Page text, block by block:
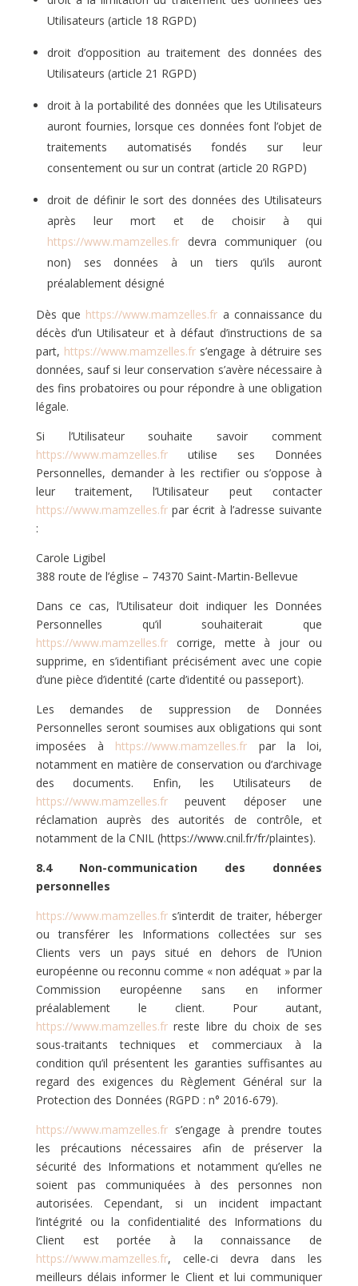
Utilisateurs (article 18 RGPD)
droit d’opposition au traitement des données des
Utilisateurs (article 21 RGPD)
droit à la portabilité des données que les Utilisateurs
auront fournies, lorsque ces données font l’objet de
traitements automatisés fondés sur leur
consentement ou sur un contrat (article 20 RGPD)
droit de définir le sort des données des Utilisateurs
après leur mort et de choisir à qui
https://www.mamzelles.fr
devra communiquer (ou
non) ses données à un tiers qu’ils auront
préalablement désigné
Dès que https://www.mamzelles.fr a connaissance du
décès d’un Utilisateur et à défaut d’instructions de sa
part, https://www.mamzelles.fr s’engage à détruire ses
données, sauf si leur conservation s’avère nécessaire à
des fins probatoires ou pour répondre à une obligation
légale.
Si l’Utilisateur souhaite savoir comment
https://www.mamzelles.fr
utilise ses Données
Personnelles, demander à les rectifier ou s’oppose à
leur traitement, l’Utilisateur peut contacter
https://www.mamzelles.fr par écrit à l’adresse suivante
:
Carole Ligibel
388 route de l’église – 74370 Saint-Martin-Bellevue
Dans ce cas, l’Utilisateur doit indiquer les Données
Personnelles qu’il souhaiterait que
https://www.mamzelles.fr corrige, mette à jour ou
supprime, en s’identifiant précisément avec une copie
d’une pièce d’identité (carte d’identité ou passeport).
Les demandes de suppression de Données
Personnelles seront soumises aux obligations qui sont
imposées à https://www.mamzelles.fr
par la loi,
notamment en matière de conservation ou d’archivage
des documents. Enfin, les Utilisateurs de
https://www.mamzelles.fr
peuvent déposer une
réclamation auprès des autorités de contrôle, et
notamment de la CNIL (https://www.cnil.fr/fr/plaintes).
8.4 Non-communication des données
personnelles
https://www.mamzelles.fr s’interdit de traiter, héberger
ou transférer les Informations collectées sur ses
Clients vers un pays situé en dehors de l’Union
européenne ou reconnu comme « non adéquat » par la
Commission européenne sans en informer
préalablement le client. Pour autant,
https://www.mamzelles.fr reste libre du choix de ses
sous-traitants techniques et commerciaux à la
condition qu’il présentent les garanties suffisantes au
regard des exigences du Règlement Général sur la
Protection des Données (RGPD : n° 2016-679).
https://www.mamzelles.frs’engage à prendre toutes
les précautions nécessaires afin de préserver la
sécurité des Informations et notamment qu’elles ne
soient pas communiquées à des personnes non
autorisées. Cependant, si un incident impactant
l’intégrité ou la confidentialité des Informations du
Client est portée à la connaissance de
https://www.mamzelles.fr, celle-ci devra dans les
meilleurs délais informer le Client et lui communiquer